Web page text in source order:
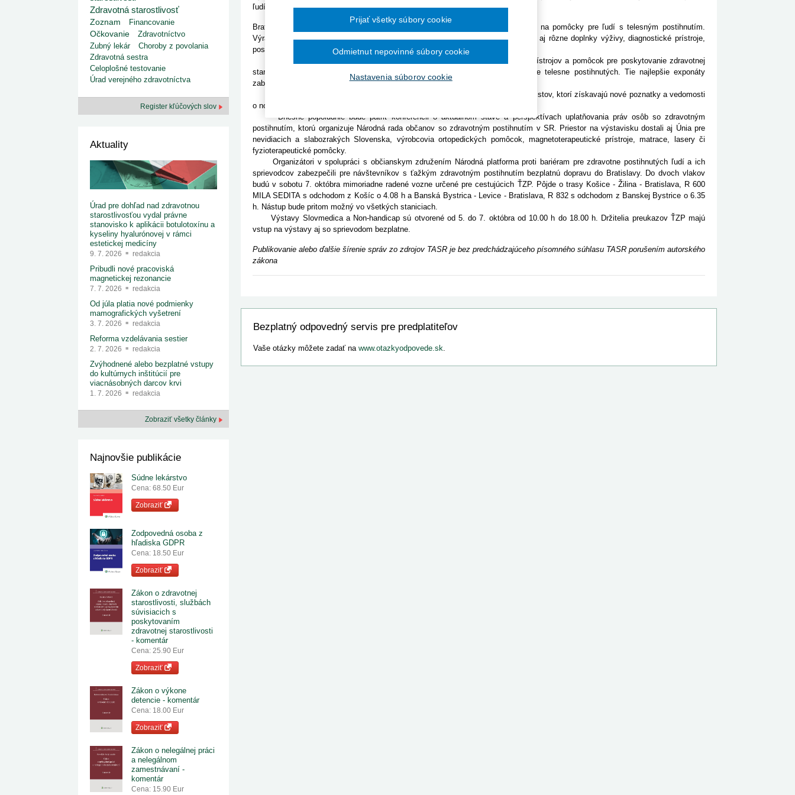
1. 7. 2026
redakcia
Ministerstvo zdravotníctva zverejnilo aktualizovaný
zoznam kategori...
29. 6. 2026
redakcia
Rezort zdravotníctva zverejnil zoznam
kategorizovaných špeciálnych ...
29. 6. 2026
redakcia
Výzva na podporu dostupnosti zdravotnej
22. 6. 2026
redakcia
2015
2012
Od 1. augusta 2026 sa začína šesťmesačné prechodné obdobie na
Ročník 2013
Ročník 2012
Ročník 2010
Ročník 2026
ľudí s postihnutím.
Bratislava 5. októbra (TASR) - Tento rok sa takmer 90 % expozícií sústreďuje na pomôcky pre ľudí s telesným postihnutím.
Výrazný priestor majú vozíky, ortézy, zdvíhacie plošiny, výťahy, schodolezy, ale aj rôzne doplnky výživy, diagnostické prístroje,
postele či matrace.
Dvojica podujatí prináša tiež prehľad nových zdravotníckych technológií, prístrojov a pomôcok pre poskytovanie zdravotnej
starostlivosti a široké spektrum špecializovaných predmetov dennej potreby pre telesne postihnutých. Tie najlepšie exponáty
zabojujú o cenu Zlatá Incheba.
Cieľom podujatí je okrem ponuky produktov aj vytvorenie priestoru pre špecialistov, ktorí získavajú nové poznatky a vedomosti
o novinkách z rôznych odvetví zdravotníctva.
Dnešné popoludnie bude patriť konferencii o aktuálnom stave a perspektívach uplatňovania práv osôb so zdravotným
postihnutím, ktorú organizuje Národná rada občanov so zdravotným postihnutím v SR. Priestor na výstavisku dostali aj Únia pre
nevidiacich a slabozrakých Slovenska, výrobcovia ortopedických pomôcok, magnetoterapeutické prístroje, matrace, lasery či
fyzioterapeutické pomôcky.
Organizátori v spolupráci s občianskym združením Národná platforma proti bariéram pre zdravotne postihnutých ľudí a ich
sprievodcov zabezpečili pre návštevníkov s ťažkým zdravotným postihnutím bezplatnú dopravu do Bratislavy. Do dvoch vlakov
budú v sobotu 7. októbra mimoriadne radené vozne určené pre cestujúcich ŤZP. Pôjde o trasy Košice - Žilina - Bratislava, R 600
MILA SEDITA s odchodom z Košíc o 4.08 h a Banská Bystrica - Levice - Bratislava, R 832 s odchodom z Banskej Bystrice o 6.35
h. Nástup bude pritom možný vo všetkých staniciach.
Výstavy Slovmedica a Non-handicap sú otvorené od 5. do 7. októbra od 10.00 h do 18.00 h. Držitelia preukazov ŤZP majú
vstup na výstavy aj so sprievodom bezplatne.
Publikovanie alebo ďalšie šírenie správ zo zdrojov TASR je bez predchádzajúceho písomného súhlasu TASR porušením autorského
zákona
Bezplatný odpovedný servis pre predplatiteľov
Vaše otázky môžete zadať na www.otazkyodpovede.sk.
Zdravotná starostlivosť
Zoznam
Financovanie
Očkovanie
Zdravotníctvo
Zubný lekár
Choroby z povolania
Zdravotná sestra
Celoplošné testovanie
Úrad verejného zdravotníctva
Register kľúčových slov
Aktuality
Úrad pre dohľad nad zdravotnou
starostlivosťou vydal právne
stanovisko k aplikácii botulotoxínu a
kyseliny hyalurónovej v rámci
estetickej medicíny
9. 7. 2026 redakcia
Pribudli nové pracoviská
magnetickej rezonancie
7. 7. 2026 redakcia
Od júla platia nové podmienky
mamografických vyšetrení
3. 7. 2026 redakcia
Reforma vzdelávania sestier
2. 7. 2026 redakcia
Zvýhodnené alebo bezplatné vstupy
do kultúrnych inštitúcií pre
viacnásobných darcov krvi
1. 7. 2026 redakcia
Zobraziť všetky články
Najnovšie publikácie
Súdne lekárstvo
Cena: 68.50 Eur
Zobraziť
Zodpovedná osoba z
hľadiska GDPR
Cena: 18.50 Eur
Zobraziť
Zákon o zdravotnej
starostlivosti, službách
súvisiacich s
poskytovaním
zdravotnej starostlivosti
- komentár
Cena: 25.90 Eur
Zobraziť
Zákon o výkone
detencie - komentár
Cena: 18.00 Eur
Zobraziť
Zákon o nelegálnej práci
a nelegálnom
zamestnávaní -
komentár
Cena: 15.90 Eur
Nastavenia súborov cookie
Odmietnut nepovinné súbory cookie
Prijať všetky súbory cookie